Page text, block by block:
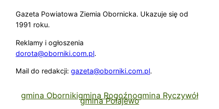
Gazeta Powiatowa Ziemia Obornicka. Ukazuje się od
1991 roku.
Reklamy i ogłoszenia
dorota@oborniki.com.pl.
Mail do redakcji: gazeta@oborniki.com.pl.
gmina Obornikigmina Rogoźnogmina Ryczywół
gmina Połajewo